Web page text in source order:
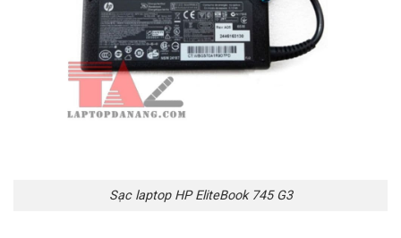
Sạc laptop HP EliteBook 745 G3